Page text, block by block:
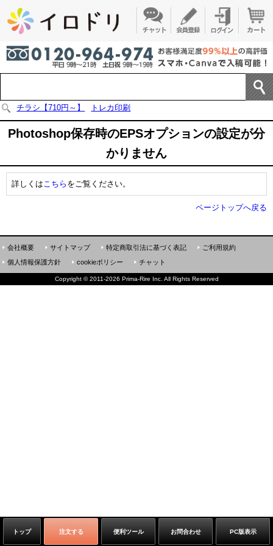
チラシ【710円～】 トレカ印刷
Photoshop保存時のEPSオプションの設定が分
かりません
詳しくはこちら をご覧ください。
ページトップへ戻る
トップ 注文する 便利ツール お問合わせ PC版表示
会社概要 サイトマップ 特定商取引法に基づく表記
ご利用規約
個人情報保護方針
cookieポリシー チャット
Copyright ©2011-2026 Prima-Rire Inc. All Rights Reserved